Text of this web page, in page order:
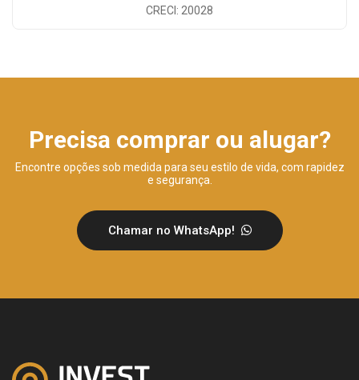
CRECI: 20028
Precisa comprar ou alugar?
Encontre opções sob medida para seu estilo de vida, com rapidez
e segurança.
Chamar no WhatsApp!